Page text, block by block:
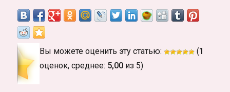
Вы можете оценить эту статью: (1
оценок, среднее: 5,00 из 5)